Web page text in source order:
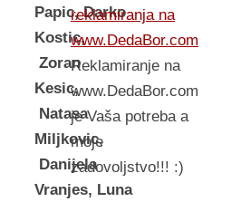
Papic, Darko
Kostic,
Zoran
Kesic,
Natasa
Miljkovic,
Danijela
Vranjes, Luna
reklamiranja na
www.DedaBor.com
Reklamiranje na
www.DedaBor.com
je Vaša potreba a
moje
zadovoljstvo!!! :)